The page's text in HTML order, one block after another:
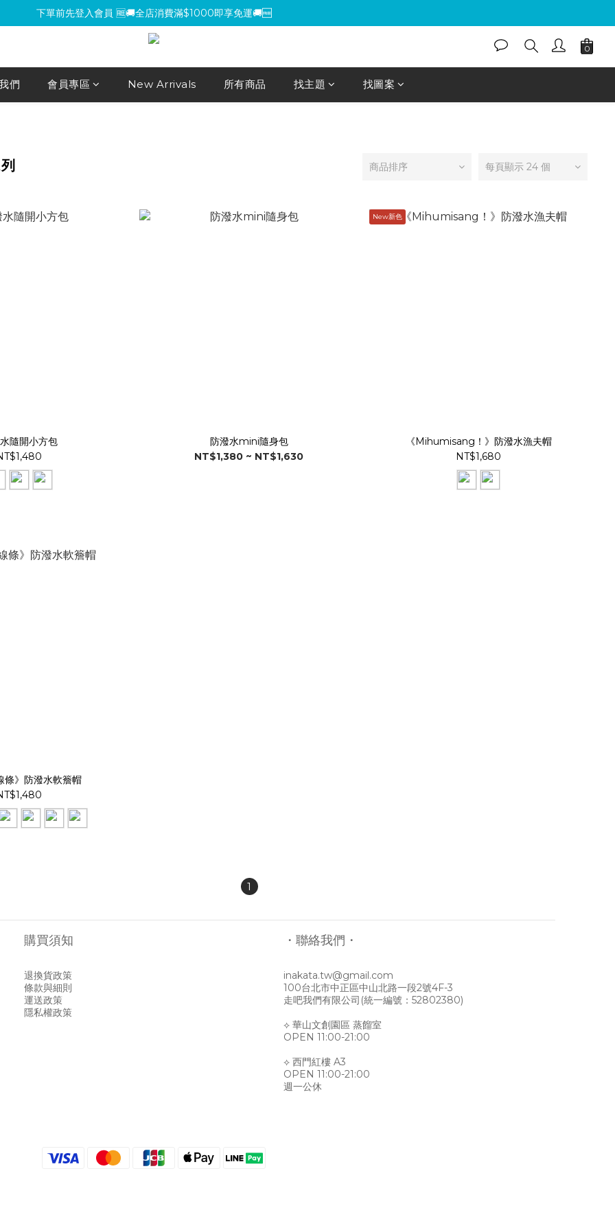
下單前先登入會員 🆓🚚全店消費滿$1000即享免運🚚🆓
下單前先登入會員 🆓🚚全店消費滿$1000即享免運🚚🆓
【環保杯套優惠】指定系列任選 2 件 即減 NT$200 ，買越多省越多！
【買包送氈】購買小方包、mini包系列，即贈魔鬼氈（隨機款式）
下單前先登入會員 🆓🚚全店消費滿$1000即享免運🚚🆓
們 會員專區 New Arrivals 所有商品 找主題 找圖案
商品排序 每頁顯示 24 個
隨開小方包
防潑水mini隨身包
NT$1,380 ~ NT$1,630
New新色
《Mihumisang！》防潑水漁夫帽
NT$1,680
條》防潑水軟簷帽
1
購買須知
退換貨政策
條款與細則
運送政策
隱私權政策
・聯絡我們・
inakata.tw@gmail.com
100台北市中正區中山北路一段2號4F-3
走吧我們有限公司(統一編號：52802380)
⟡ 華山文創園區 蒸餾室
OPEN 11:00-21:00
⟡ 西門紅樓 A3
OPEN 11:00-21:00
週一公休